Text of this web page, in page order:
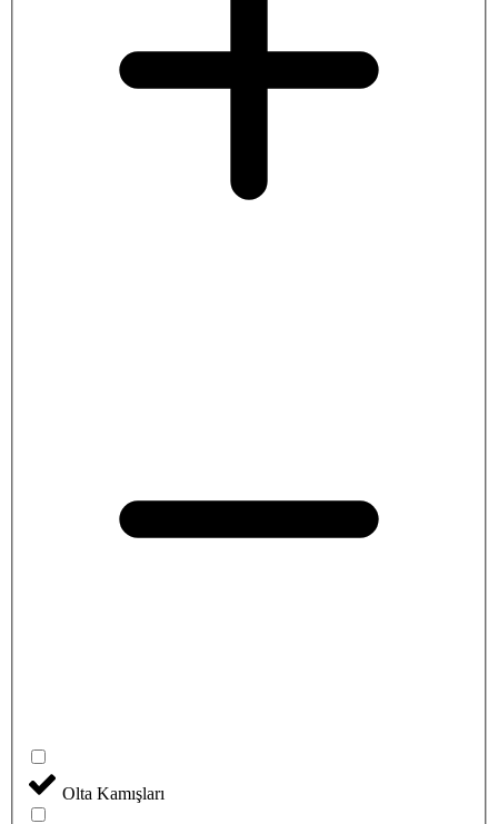
Olta Kamışları